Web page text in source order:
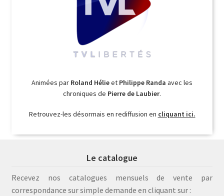
Animées par Roland Hélieet Philippe Randa avec les
chroniques de Pierre de Laubier.
Retrouvez-les désormais en rediffusion en cliquant ici.
Le catalogue
Recevez nos catalogues mensuels de vente par
correspondance sur simple demande en cliquant sur :